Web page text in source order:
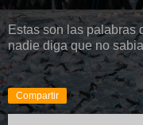
Estas son las palabras
nadie diga que no
Compartir